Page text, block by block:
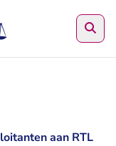
aan RTL